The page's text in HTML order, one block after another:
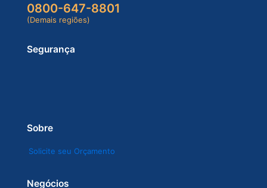
0800-647-8801
(Demais regiões)
Segurança
Sobre
Solicite seu Orçamento
Negócios